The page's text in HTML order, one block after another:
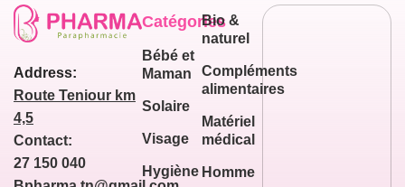
Address:
Route Teniour km
4,5
Contact:
27 150 040
Catégories
Bébé et
Maman
Solaire
Visage
Hygiène
Bio &
naturel
Compléments
alimentaires
Matériel
médical
Homme